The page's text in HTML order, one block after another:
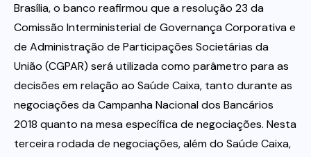
Brasília, o banco reafirmou que a resolução 23 da
Comissão Interministerial de Governança Corporativa e
de Administração de Participações Societárias da
União (CGPAR) será utilizada como parâmetro para as
decisões em relação ao Saúde Caixa, tanto durante as
negociações da Campanha Nacional dos Bancários
2018 quanto na mesa específica de negociações. Nesta
terceira rodada de negociações, além do Saúde Caixa,